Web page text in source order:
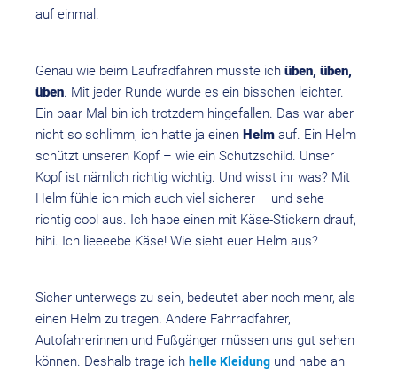
auf einmal.
Genau wie beim Laufradfahren musste ich üben, üben,
üben . Mit jeder Runde wurde es ein bisschen leichter.
Ein paar Mal bin ich trotzdem hingefallen. Das war aber
nicht so schlimm, ich hatte ja einen Helm auf. Ein Helm
schützt unseren Kopf – wie ein Schutzschild. Unser
Kopf ist nämlich richtig wichtig. Und wisst ihr was? Mit
Helm fühle ich mich auch viel sicherer – und sehe
richtig cool aus. Ich habe einen mit Käse-Stickern drauf,
hihi. Ich lieeeebe Käse! Wie sieht euer Helm aus?
Sicher unterwegs zu sein, bedeutet aber noch mehr, als
einen Helm zu tragen. Andere Fahrradfahrer,
Autofahrerinnen und Fußgänger müssen uns gut sehen
können. Deshalb trage ich helle Kleidung und habe an